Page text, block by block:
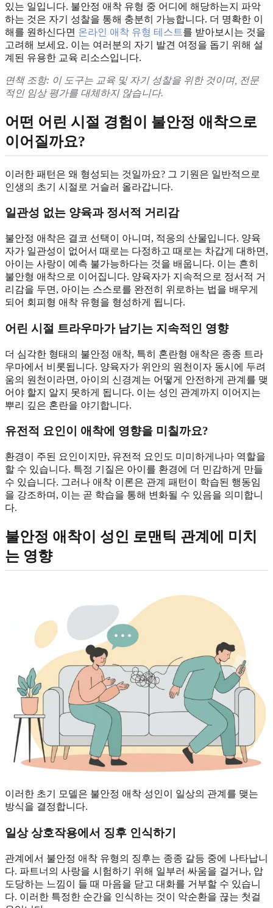
있는 일입니다. 불안정 애착 유형 중 어디에 해당하는지 파악
하는 것은 자기 성찰을 통해 충분히 가능합니다. 더 명확한 이
해를 원하신다면 온라인 애착 유형 테스트 를 받아보시는 것을
고려해 보세요. 이는 여러분의 자기 발견 여정을 돕기 위해 설
계된 유용한 교육 리소스입니다.
면책 조항: 이 도구는 교육 및 자기 성찰을 위한 것이며, 전문
적인 임상 평가를 대체하지 않습니다.
어떤 어린 시절 경험이 불안정 애착으로
이어질까요?
이러한 패턴은 왜 형성되는 것일까요? 그 기원은 일반적으로
인생의 초기 시절로 거슬러 올라갑니다.
일관성 없는 양육과 정서적 거리감
불안정 애착은 결코 선택이 아니며, 적응의 산물입니다. 양육
자가 일관성이 없어서 때로는 다정하고 때로는 차갑게 대하면,
아이는 사랑이 예측 불가능하다는 것을 배웁니다. 이는 흔히
불안형 애착으로 이어집니다. 양육자가 지속적으로 정서적 거
리감을 두면, 아이는 스스로를 완전히 위로하는 법을 배우게
되어 회피형 애착 유형을 형성하게 됩니다.
어린 시절 트라우마가 남기는 지속적인 영향
더 심각한 형태의 불안정 애착, 특히 혼란형 애착은 종종 트라
우마에서 비롯됩니다. 양육자가 위안의 원천이자 동시에 두려
움의 원천이라면, 아이의 신경계는 어떻게 안전하게 관계를 맺
어야 할지 알지 못하게 됩니다. 이는 성인 관계까지 이어지는
뿌리 깊은 혼란을 야기합니다.
유전적 요인이 애착에 영향을 미칠까요?
환경이 주된 요인이지만, 유전적 요인도 미미하게나마 역할을
할 수 있습니다. 특정 기질은 아이를 환경에 더 민감하게 만들
수 있습니다. 그러나 애착 이론은 관계 패턴이 학습된 행동임
을 강조하며, 이는 곧 학습을 통해 변화될 수 있음을 의미합니
다.
불안정 애착이 성인 로맨틱 관계에 미치
는 영향
이러한 초기 모델은 불안정 애착 성인이 일상의 관계를 맺는
방식을 결정합니다.
일상 상호작용에서 징후 인식하기
관계에서 불안정 애착 유형의 징후는 종종 갈등 중에 나타납니
다. 파트너의 사랑을 시험하기 위해 일부러 싸움을 걸거나, 압
도당하는 느낌이 들 때 마음을 닫고 대화를 거부할 수 있습니
다. 이러한 특정한 순간을 인식하는 것이 악순환을 끊는 첫걸